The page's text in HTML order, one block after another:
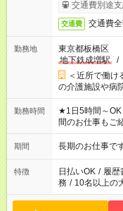
交通費別途支
交通費 交通費
勤務地
東京都板橋区
地下鉄成増駅
/
＜近所で働け
の介護施設や病
勤務時間
★1日5時間～OK
間のお仕事もご
庭の都合でお休
週最低15時間以
期間 長期のお仕事で
特徴 日払いOK / 履歴
務 / 10名以上の